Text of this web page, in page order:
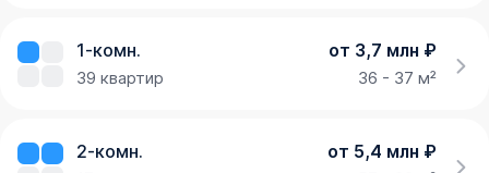
1-комн. от 3,7 млн ₽
39 квартир 36 - 37 м²
2-комн. от 5,4 млн ₽